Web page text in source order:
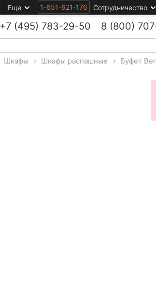
Еще 1-651-621-176 Сотрудничество
+7 (495) 783-29-50 8 (800)
Шкафы > Шкафы распашные > Буфет